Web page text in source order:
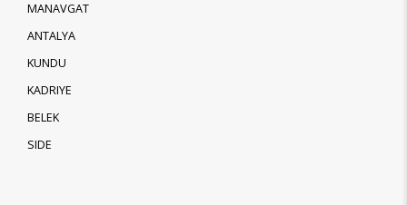
MANAVGAT
ANTALYA
KUNDU
KADRIYE
BELEK
SIDE